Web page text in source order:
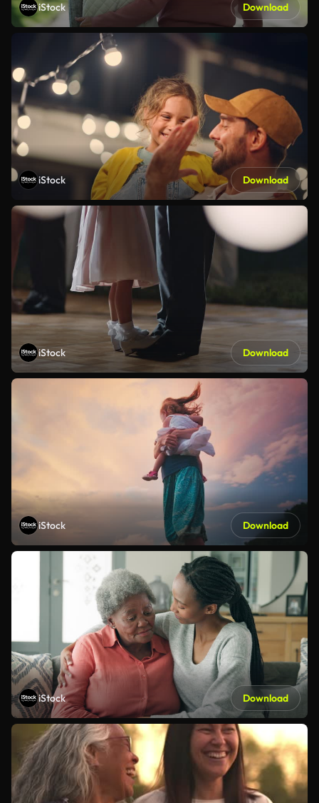
iStock Download
iStock Download
iStock Download
iStock Download
iStock Download